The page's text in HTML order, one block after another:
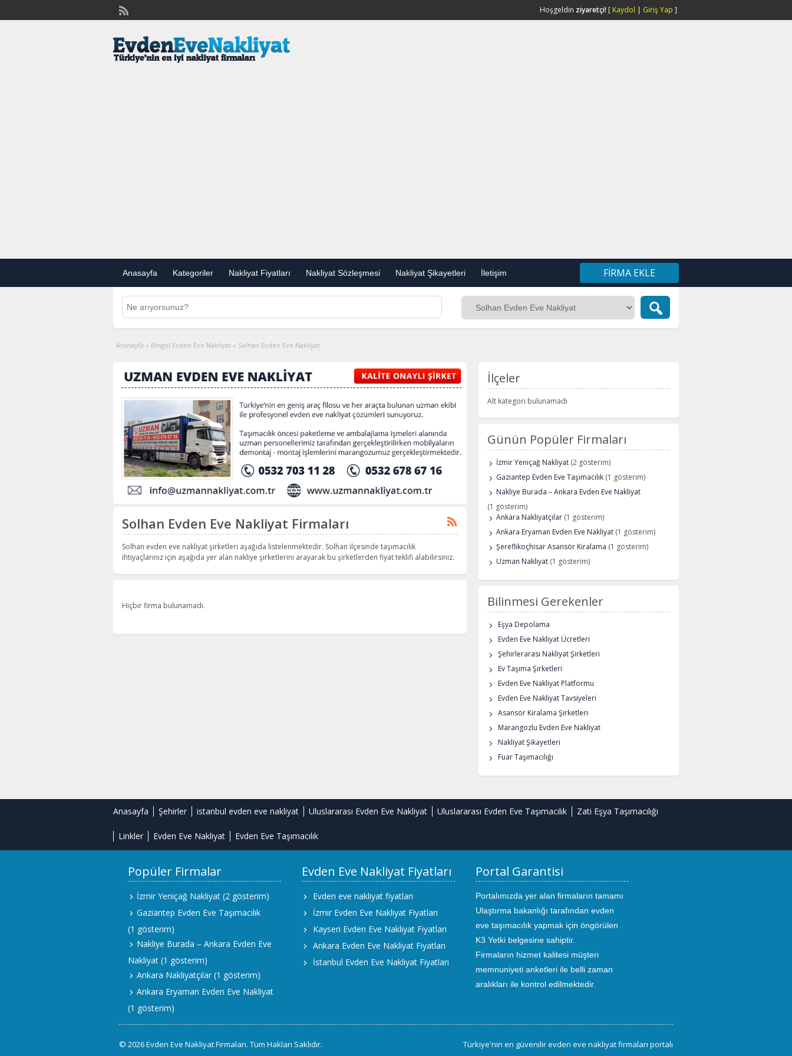
Hoşgeldin ziyaretçi! [ Kaydol | Giriş Yap ]
Anasayfa Kategoriler Nakliyat Fiyatları Nakliyat Sözleşmesi Nakliyat Şikayetleri İletişim FIRMA EKLE
Anasayfa » Bingöl Evden Eve Nakliyat » Solhan Evden Eve Nakliyat
Solhan Evden Eve Nakliyat Firmaları
Solhan evden eve nakliyat şirketleri aşağıda listelenmektedir. Solhan ilçesinde taşımacılık
ihtiyaçlarınız için aşağıda yer alan nakliye şirketlerini arayarak bu şirketlerden fiyat teklifi alabilirsiniz.
Hiçbir firma bulunamadı.
İlçeler
Alt kategori bulunamadı
Günün Popüler Firmaları
İzmir Yeniçağ Nakliyat (2 gösterim)
Gaziantep Evden Eve Taşımacılık (1 gösterim)
Nakliye Burada – Ankara Evden Eve Nakliyat
(1 gösterim)
Ankara Nakliyatçılar (1 gösterim)
Ankara Eryaman Evden Eve Nakliyat (1 gösterim)
Şereflikoçhisar Asansör Kiralama (1 gösterim)
Uzman Nakliyat (1 gösterim)
Bilinmesi Gerekenler
Eşya Depolama
Evden Eve Nakliyat Ücretleri
Şehirlerarası Nakliyat Şirketleri
Ev Taşıma Şirketleri
Evden Eve Nakliyat Platformu
Evden Eve Nakliyat Tavsiyeleri
Asansör Kiralama Şirketleri
Marangozlu Evden Eve Nakliyat
Nakliyat Şikayetleri
Fuar Taşımacılığı
Anasayfa Şehirler istanbul evden eve nakliyat Uluslararası Evden Eve Nakliyat Uluslararası Evden Eve Taşımacılık Zati Eşya Taşımacılığı
Linkler Evden Eve Nakliyat Evden Eve Taşımacılık
Popüler Firmalar
İzmir Yeniçağ Nakliyat (2 gösterim)
Gaziantep Evden Eve Taşımacılık
(1 gösterim)
Nakliye Burada – Ankara Evden Eve
Nakliyat (1 gösterim)
Ankara Nakliyatçılar (1 gösterim)
Ankara Eryaman Evden Eve Nakliyat
(1 gösterim)
Evden Eve Nakliyat Fiyatları
Evden eve nakliyat fiyatları
İzmir Evden Eve Nakliyat Fiyatları
Kayseri Evden Eve Nakliyat Fiyatları
Ankara Evden Eve Nakliyat Fiyatları
İstanbul Evden Eve Nakliyat Fiyatları
Portal Garantisi
Portalımızda yer alan firmaların tamamı
Ulaştırma bakanlığı tarafından evden
eve taşımacılık yapmak için öngörülen
K3 Yetki belgesine sahiptir.
Firmaların hizmet kalitesi müşteri
memnuniyeti anketleri ile belli zaman
aralıkları ile kontrol edilmektedir.
© 2026 Evden Eve Nakliyat Firmaları. Tüm Hakları Saklıdır. Türkiye'nin en güvenilir evden eve nakliyat firmaları portalı